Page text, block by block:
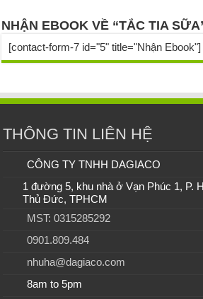
NHẬN EBOOK VỀ “TẮC TIA
[contact-form-7 id="5" title="Nhận Ebook"]
THÔNG TIN LIÊN HỆ
CÔNG TY TNHH DAGIACO
1 đường 5, khu nhà ở Vạn Phúc 1, P.
Thủ Đức, TPHCM
MST: 0315285292
0901.809.484
nhuha@dagiaco.com
8am to 5pm